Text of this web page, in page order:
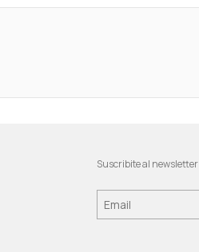
Suscribite al newsletter